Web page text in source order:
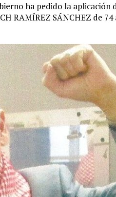
ha pedido la aplicación
RAMÍREZ SÁNCHEZ de 74